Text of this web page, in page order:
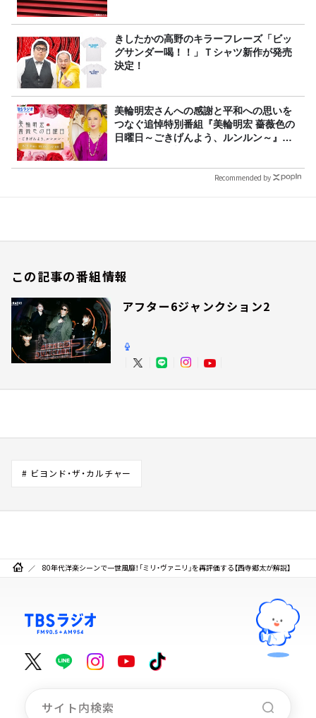
きしたかの高野のキラーフレーズ「ビッ
グサンダー喝！！」Ｔシャツ新作が発売
決定！
美輪明宏さんへの感謝と平和への思いを
つなぐ追悼特別番組『美輪明宏 薔薇色の
日曜日～ごきげんよう、ルンルン～』
Recommended by
この記事の番組情報
アフター6ジャンクション2
# ビヨンド・ザ・カルチャー
80年代洋楽シーンで一世風靡！「ミリ・ヴァニリ」を再評価する【西寺郷太が解説】